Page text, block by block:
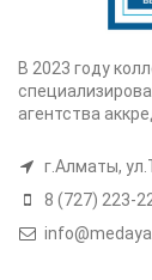
В 2023 году
агентства
г.Алматы,
8 (727) 223-